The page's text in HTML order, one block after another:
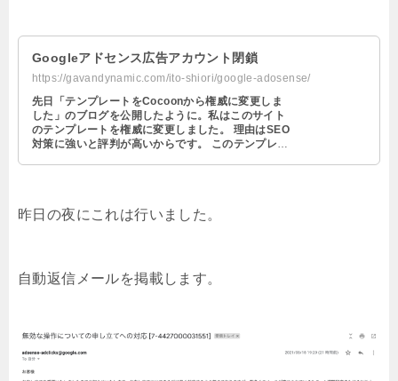
Googleアドセンス広告アカウント閉鎖
https://gavandynamic.com/ito-shiori/google-adosense/
先日「テンプレートをCocoonから権威に変更しま
した」のブログを公開したように。私はこのサイト
のテンプレートを権威に変更しました。 理由はSEO
対策に強いと評判が高いからです。 このテンプレー
昨日の夜にこれは行いました。
自動返信メールを掲載します。